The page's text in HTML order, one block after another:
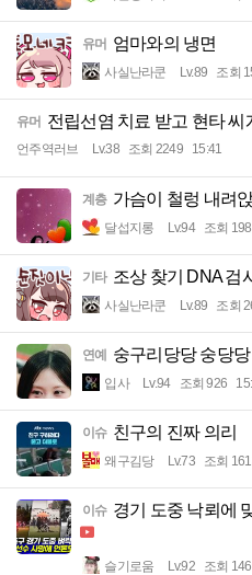
유머 엄마와의 냉면
사실난라쿤 Lv.89 조회
유머 전립선염 치료 받고 현타 씨
언주역러브 Lv.38 조회 2249 15:41
계층 가슴이 철렁 내려
달섭지롱 Lv.94 조회
기타 조상 찾기 DNA 검
사실난라쿤 Lv.89 조회
연예 숭구리당당 숭당
입사 Lv.94 조회 926
이슈 친구의 진짜 의리
왜구김당 Lv.73 조회
이슈 경기 도중 낙뢰에
슬기로움 Lv.92 조회